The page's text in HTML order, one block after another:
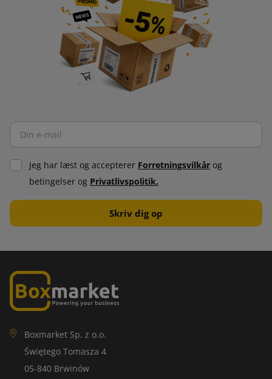
Jeg har læst og accepterer Forretningsvilkår og
betingelser og Privatlivspolitik.
Boxmarket Sp. z o.o.
Świętego Tomasza 4
05-840 Brwinów